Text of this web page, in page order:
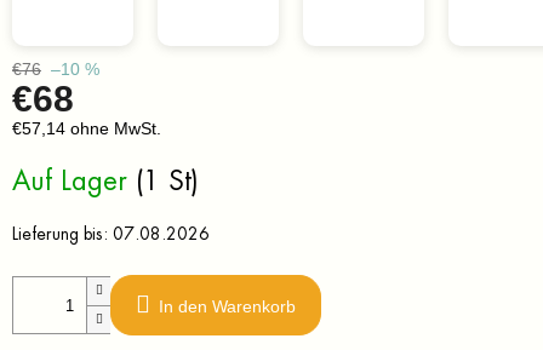
€76 –10 %
€68
€57,14 ohne MwSt.
Auf Lager (1 St)
Lieferung bis: 07.08.2026
In den Warenkorb